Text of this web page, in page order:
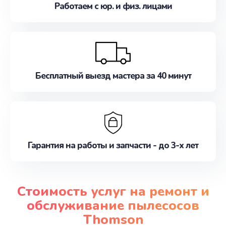
Работаем с юр. и физ. лицами
Бесплатный выезд мастера за 40 минут
Гарантия на работы и запчасти - до 3-х лет
Стоимость услуг на ремонт и
обслуживание пылесосов
Thomson